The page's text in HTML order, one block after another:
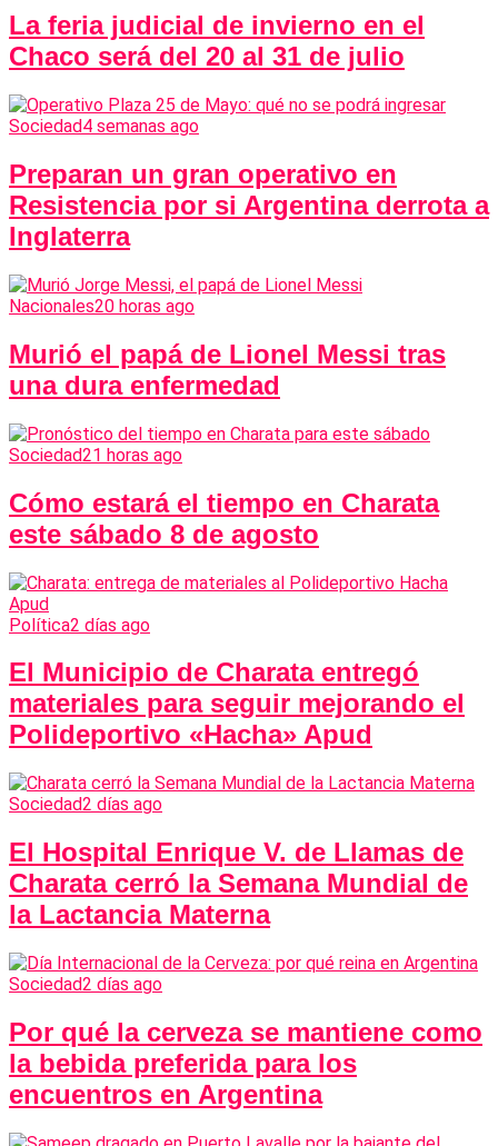
La feria judicial de invierno en el
Chaco será del 20 al 31 de julio
Sociedad4 semanas ago
Preparan un gran operativo en
Resistencia por si Argentina derrota a
Inglaterra
Nacionales20 horas ago
Murió el papá de Lionel Messi tras
una dura enfermedad
Sociedad21 horas ago
Cómo estará el tiempo en Charata
este sábado 8 de agosto
Política2 días ago
El Municipio de Charata entregó
materiales para seguir mejorando el
Polideportivo «Hacha» Apud
Sociedad2 días ago
El Hospital Enrique V. de Llamas de
Charata cerró la Semana Mundial de
la Lactancia Materna
Sociedad2 días ago
Por qué la cerveza se mantiene como
la bebida preferida para los
encuentros en Argentina